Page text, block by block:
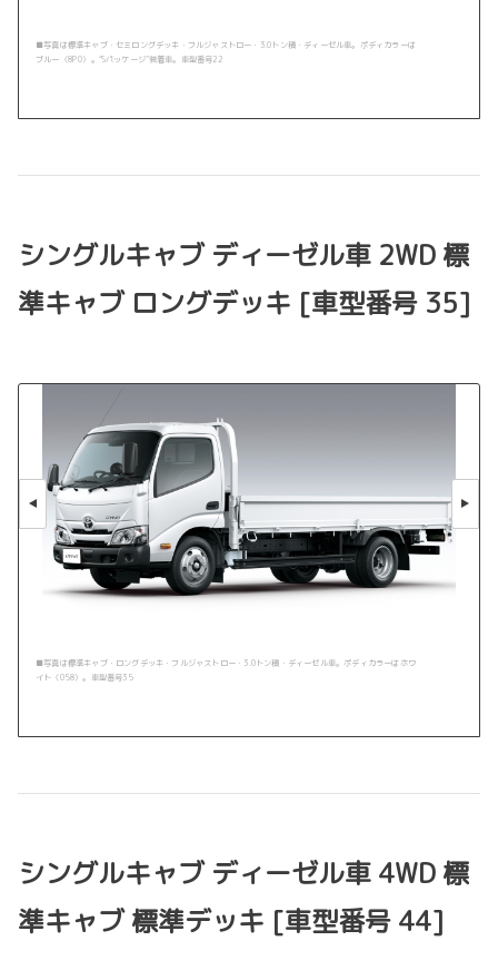
■写真は標準キャブ・セミロングデッキ・フルジャストロー・3.0トン積・ディーゼル車。ボディカラーは
ブルー〈8P0〉。“Sパッケージ”装着車。車型番号22
シングルキャブ ディーゼル車 2WD 標
準キャブ ロングデッキ [車型番号 35]
■写真は標準キャブ・ロングデッキ・フルジャストロー・3.0トン積・ディーゼル車。ボディカラーはホワ
イト〈058〉。車型番号35
シングルキャブ ディーゼル車 4WD 標
準キャブ 標準デッキ [車型番号 44]